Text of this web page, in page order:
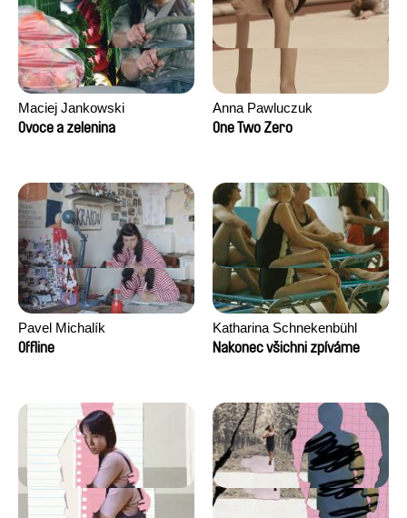
Maciej Jankowski
Ovoce a zelenina
Anna Pawluczuk
One Two Zero
Pavel Michalík
Offline
Katharina Schnekenbühl
Nakonec všichni zpíváme